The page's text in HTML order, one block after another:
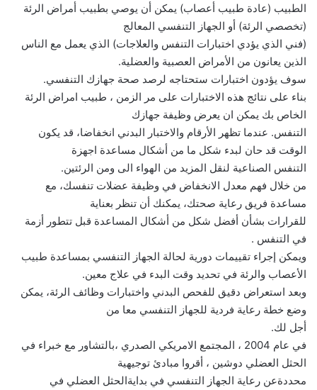
الطبيب (عادة طبيب أعصاب) يمكن أن يوصي بطبيب أمراض الرئة
(تخصصي الرئة) أو الجهاز التنفسي المعالج
(فني الذي يؤدي اختبارات التنفس والعلاجات) الذي يعمل مع الناس
الذين يعانون من الأمراض العصبية والعضلية.
سوف يؤدون اختبارات ستحتاجه لرصد صحة جهازك التنفسي.
بناء على نتائج هذه الاختبارات على مر الزمن ، طبيب امراض الرئة
الخاص بك يمكن ان يعرض وظيفة جهازك
التنفس. عندما تظهر الأرقام والاختبار البدني انخفاضا، قد يكون
الوقت قد حان لبدء شكل ما من أشكال مساعدة اجهزة
التنفس الصناعية لنقل المزيد من الهواء الى ومن الرئتين.
من خلال فهم معدل الانخفاض في وظيفة عضلات تنفسك، مع
مساعدة فريق رعاية صحتك، يمكنك أن تنظر بعناية
للقرارات بشأن أفضل شكل من أشكال المساعدة قبل تتطور أزمة
في التنفس .
ويمكن إجراء تقييمات دورية لحالة الجهاز التنفسي بمساعدة طبيب
الأعصاب والرئة في تحديد وقت البدء في علاج معين.
وبعد استعراض دقيق للفحص البدني واختبارات وظائف الرئة، يمكن
وضع خطة رعاية فردية للجهاز التنفسي معا من
أجل لك.
في عام 2004 ، المجتمع الامريكي الصدري ،بالتشاور مع خبراء في
الحثل العضلي دوشين ، أقروا مبادئ توجيهية
محددةعن رعاية الجهاز التنفسي في بدايةالحثل العضلي في